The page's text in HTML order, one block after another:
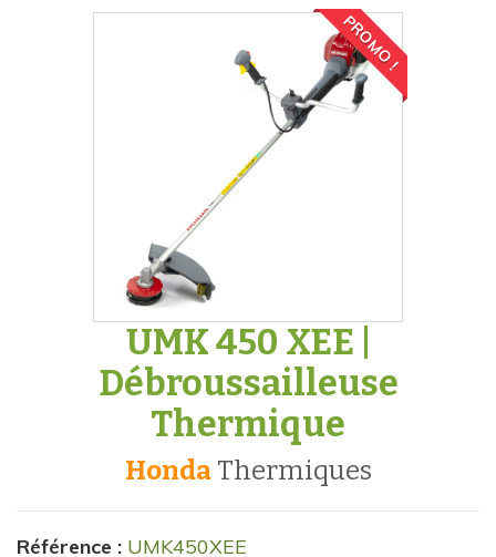
PROMO !
UMK 450 XEE |
Débroussailleuse
Thermique
Honda thermiques
Référence : UMK450XEE